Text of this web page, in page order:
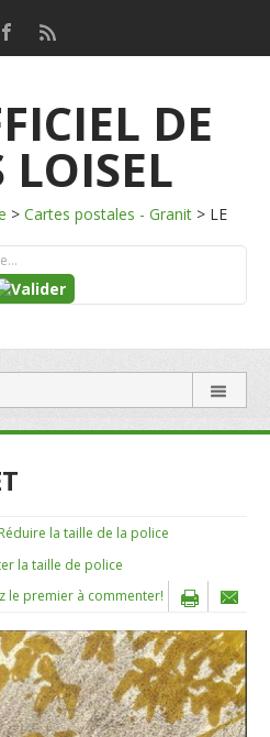
DE
LOISEL
> Cartes postales - Granit > LE
le premier à commenter!